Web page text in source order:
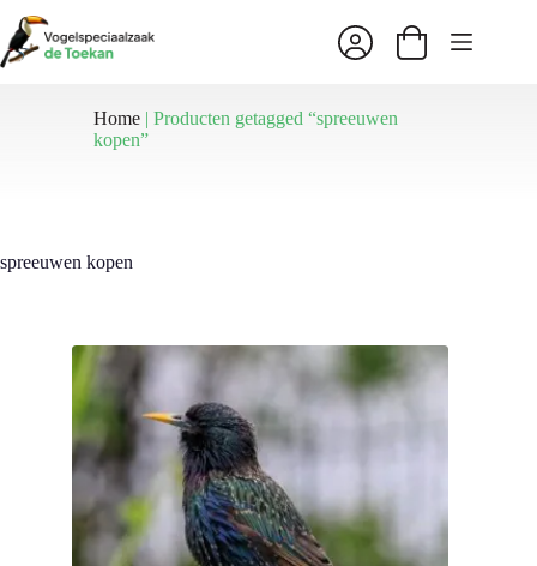
naar
de
inhoud
Winkelwagen
Home |Producten getagged “spreeuwen
kopen”
spreeuwen kopen